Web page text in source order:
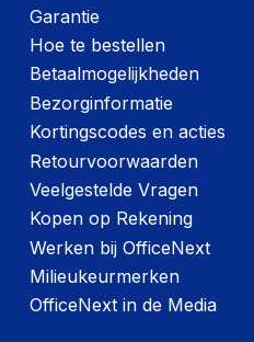
Garantie
Hoe te bestellen
Betaalmogelijkheden
Bezorginformatie
Kortingscodes en acties
Retourvoorwaarden
Veelgestelde Vragen
Kopen op Rekening
Werken bij OfficeNext
Milieukeurmerken
OfficeNext in de Media